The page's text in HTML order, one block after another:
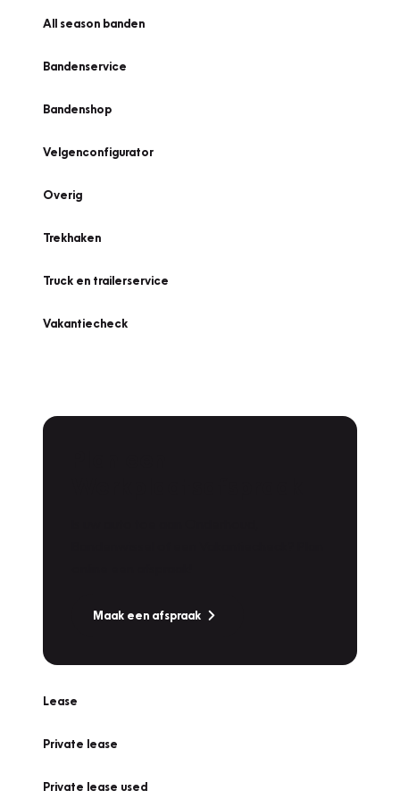
All season banden
Bandenservice
Bandenshop
Velgenconfigurator
Overig
Trekhaken
Truck en trailerservice
Vakantiecheck
Maak een afspraak
Lease
Private lease
Private lease used